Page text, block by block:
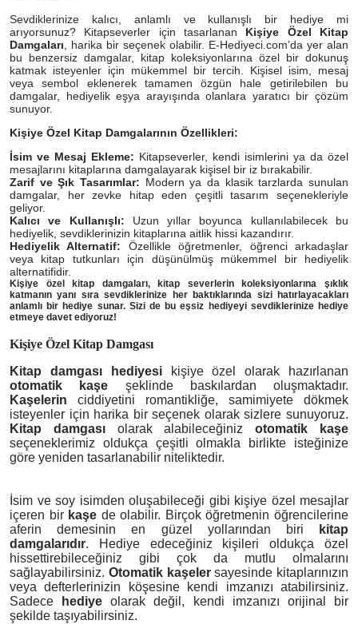
Sevdiklerinize kalıcı, anlamlı ve kullanışlı bir hediye mi
arıyorsunuz? Kitapseverler için tasarlanan Kişiye Özel Kitap
Damgaları, harika bir seçenek olabilir. E-Hediyeci.com’da yer alan
bu benzersiz damgalar, kitap koleksiyonlarına özel bir dokunuş
katmak isteyenler için mükemmel bir tercih. Kişisel isim, mesaj
veya sembol eklenerek tamamen özgün hale getirilebilen bu
damgalar, hediyelik eşya arayışında olanlara yaratıcı bir çözüm
sunuyor.
Kişiye Özel Kitap Damgalarının Özellikleri:
İsim ve Mesaj Ekleme: Kitapseverler, kendi isimlerini ya da özel
mesajlarını kitaplarına damgalayarak kişisel bir iz bırakabilir.
Zarif ve Şık Tasarımlar: Modern ya da klasik tarzlarda sunulan
damgalar, her zevke hitap eden çeşitli tasarım seçenekleriyle
geliyor.
Kalıcı ve Kullanışlı: Uzun yıllar boyunca kullanılabilecek bu
hediyelik, sevdiklerinizin kitaplarına aitlik hissi kazandırır.
Hediyelik Alternatif: Özellikle öğretmenler, öğrenci arkadaşlar
veya kitap tutkunları için düşünülmüş mükemmel bir hediyelik
alternatifidir.
Kişiye özel kitap damgaları, kitap severlerin koleksiyonlarına şıklık
katmanın yanı sıra sevdiklerinize her baktıklarında sizi hatırlayacakları
anlamlı bir hediye sunar. Sizi de bu eşsiz hediyeyi sevdiklerinize hediye
etmeye davet ediyoruz!
Kişiye Özel Kitap Damgası
Kitap damgası hediyesi
kişiye özel olarak hazırlanan
otomatik
kaşe şeklinde baskılardan oluşmaktadır.
Kaşelerin ciddiyetini romantikliğe, samimiyete dökmek
isteyenler için harika bir seçenek olarak sizlere sunuyoruz.
Kitap damgasıolarak alabileceğinizotomatik kaşe
seçeneklerimiz oldukça çeşitli olmakla birlikte isteğinize
göre yeniden tasarlanabilir niteliktedir.
İsim ve soy isimden oluşabileceği gibi kişiye özel mesajlar
içeren bir kaşe de olabilir. Birçok öğretmenin öğrencilerine
aferin demesinin en güzel yollarından biri
kitap
damgalarıdır. Hediye edeceğiniz kişileri oldukça özel
hissettirebileceğiniz gibi çok da mutlu olmalarını
sağlayabilirsiniz. Otomatik kaşelersayesinde kitaplarınızın
veya defterlerinizin köşesine kendi imzanızı atabilirsiniz.
Sadece
hediye olarak değil, kendi imzanızı orijinal bir
şekilde taşıyabilirsiniz.